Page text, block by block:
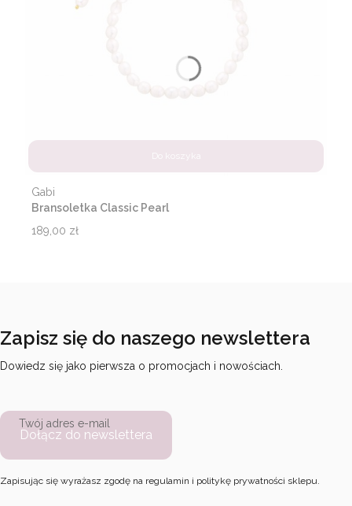
Do koszyka
Bransoletka Classic Pearl
Producent
Gabi
Cena
189,00 zł
Zapisz się do naszego newslettera
Dowiedz się jako pierwsza o promocjach i nowościach.
Twój adres e-mail
Dołącz do newslettera
Zapisując się wyrażasz zgodę na regulamin i politykę prywatności sklepu.